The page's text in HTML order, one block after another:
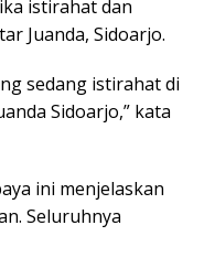
istirahat dan
Juanda, Sidoarjo.
sedang istirahat di
Sidoarjo,” kata
ini menjelaskan
Seluruhnya